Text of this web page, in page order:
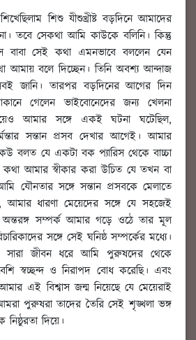
শিশু যীশুখ্রীষ্ট বড়দিনে আমাদের
তবে সেকথা আমি কাউকে বলিনি। কিন্তু
সেই কথা এমনভাবে বললেন যেন
বলে দিচ্ছেন। তিনি অবশ্য আন্দাজ
জানি। তারপর বড়দিনের আগের দিন
গেলেন ভাইবোনেদের জন্য খেলনা
আমার সঙ্গে একই ঘটনা ঘটেছিল,
সন্তান প্রসব দেখার আগেই। আমার
বলত যে একটা বক প্যারিস থেকে বাচ্চা
আমার স্বীকার করা উচিত যে তখন বা
যৌনতার সঙ্গে সন্তান প্রসবকে মেলাতে
আমার ধারণা মেয়েদের সঙ্গে যে সহজেই
সম্পর্ক আমার গড়ে ওঠে তার মূল
সঙ্গে সেই ঘনিষ্ঠ সম্পর্কের মধ্যে।
সারা জীবন ধরে আমি পুরুষদের থেকে
স্বচ্ছন্দ ও নিরাপদ বোধ করেছি। এবং
এই বিশ্বাস জন্ম নিয়েছে যে মেয়েরাই
পুরুষরা তাদের তৈরি সেই শৃঙ্খলা ভঙ্গ
দিয়ে।